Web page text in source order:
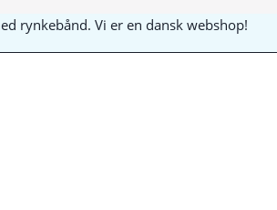
rynkebånd. Vi er en dansk webshop!